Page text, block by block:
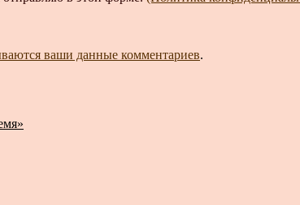
ваши данные комментариев.